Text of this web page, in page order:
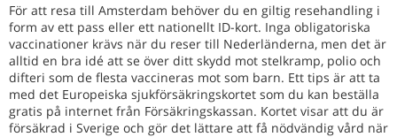
För att resa till Amsterdam behöver du en giltig resehandling i
form av ett pass eller ett nationellt ID-kort. Inga obligatoriska
vaccinationer krävs när du reser till Nederländerna, men det är
alltid en bra idé att se över ditt skydd mot stelkramp, polio och
difteri som de flesta vaccineras mot som barn. Ett tips är att ta
med det Europeiska sjukförsäkringskortet som du kan beställa
gratis på internet från Försäkringskassan. Kortet visar att du är
försäkrad i Sverige och gör det lättare att få nödvändig vård när